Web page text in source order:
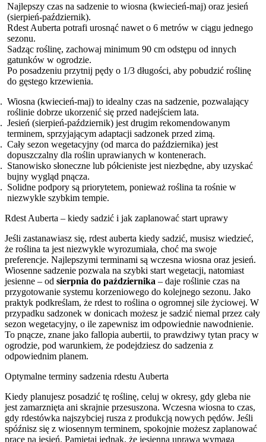
Najlepszy czas na sadzenie to wiosna (kwiecień-maj) oraz jesień
(sierpień-październik).
Rdest Auberta potrafi urosnąć nawet o 6 metrów w ciągu jednego
sezonu.
Sadząc roślinę, zachowaj minimum 90 cm odstępu od innych
gatunków w ogrodzie.
Po posadzeniu przytnij pędy o 1/3 długości, aby pobudzić roślinę
do gęstego krzewienia.
Wiosna (kwiecień-maj) to idealny czas na sadzenie, pozwalający
roślinie dobrze ukorzenić się przed nadejściem lata.
Jesień (sierpień-październik) jest drugim rekomendowanym
terminem, sprzyjającym adaptacji sadzonek przed zimą.
Cały sezon wegetacyjny (od marca do października) jest
dopuszczalny dla roślin uprawianych w kontenerach.
Stanowisko słoneczne lub półcieniste jest niezbędne, aby uzyskać
bujny wygląd pnącza.
Solidne podpory są priorytetem, ponieważ roślina ta rośnie w
niezwykle szybkim tempie.
Rdest Auberta – kiedy sadzić i jak zaplanować start uprawy
Jeśli zastanawiasz się, rdest auberta kiedy sadzić, musisz wiedzieć,
że roślina ta jest niezwykle wyrozumiała, choć ma swoje
preferencje. Najlepszymi terminami są wczesna wiosna oraz jesień.
Wiosenne sadzenie pozwala na szybki start wegetacji, natomiast
jesienne – od sierpnia do października – daje roślinie czas na
przygotowanie systemu korzeniowego do kolejnego sezonu. Jako
praktyk podkreślam, że rdest to roślina o ogromnej sile życiowej. W
przypadku sadzonek w donicach możesz je sadzić niemal przez cały
sezon wegetacyjny, o ile zapewnisz im odpowiednie nawodnienie.
To pnącze, znane jako fallopia aubertii, to prawdziwy tytan pracy w
ogrodzie, pod warunkiem, że podejdziesz do sadzenia z
odpowiednim planem.
Optymalne terminy sadzenia rdestu Auberta
Kiedy planujesz posadzić tę roślinę, celuj w okresy, gdy gleba nie
jest zamarznięta ani skrajnie przesuszona. Wczesna wiosna to czas,
gdy rdestówka najszybciej rusza z produkcją nowych pędów. Jeśli
spóźnisz się z wiosennym terminem, spokojnie możesz zaplanować
pracę na jesień. Pamiętaj jednak, że jesienna uprawa wymaga